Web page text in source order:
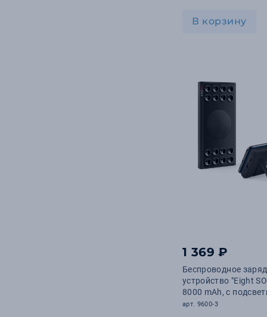
В корзину
1 369 ₽
Беспроводное
устройство "Eight
8000 mAh, с
логотипа и
арт. 9600-3